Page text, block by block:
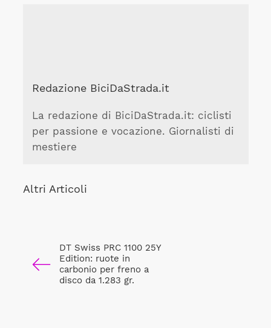
Redazione BiciDaStrada.it
La redazione di BiciDaStrada.it: ciclisti
per passione e vocazione. Giornalisti di
mestiere
Altri Articoli
DT Swiss PRC 1100 25Y
Edition: ruote in
carbonio per freno a
disco da 1.283 gr.